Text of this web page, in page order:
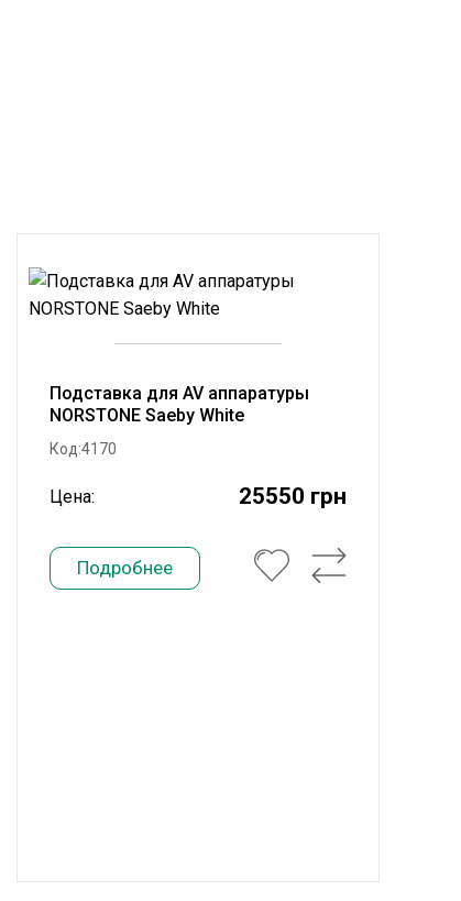
Подставка для AV аппаратуры
NORSTONE Saeby White
Код:4170
Цена: 25550 грн
Подробнее